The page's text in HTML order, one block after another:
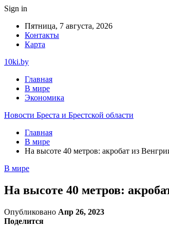
Sign in
Пятница, 7 августа, 2026
Контакты
Карта
10ki.by
Главная
В мире
Экономика
Новости Бреста и Брестской области
Главная
В мире
На высоте 40 метров: акробат из
В мире
На высоте 40 метров:
Опубликовано Апр 26, 2023
Поделится